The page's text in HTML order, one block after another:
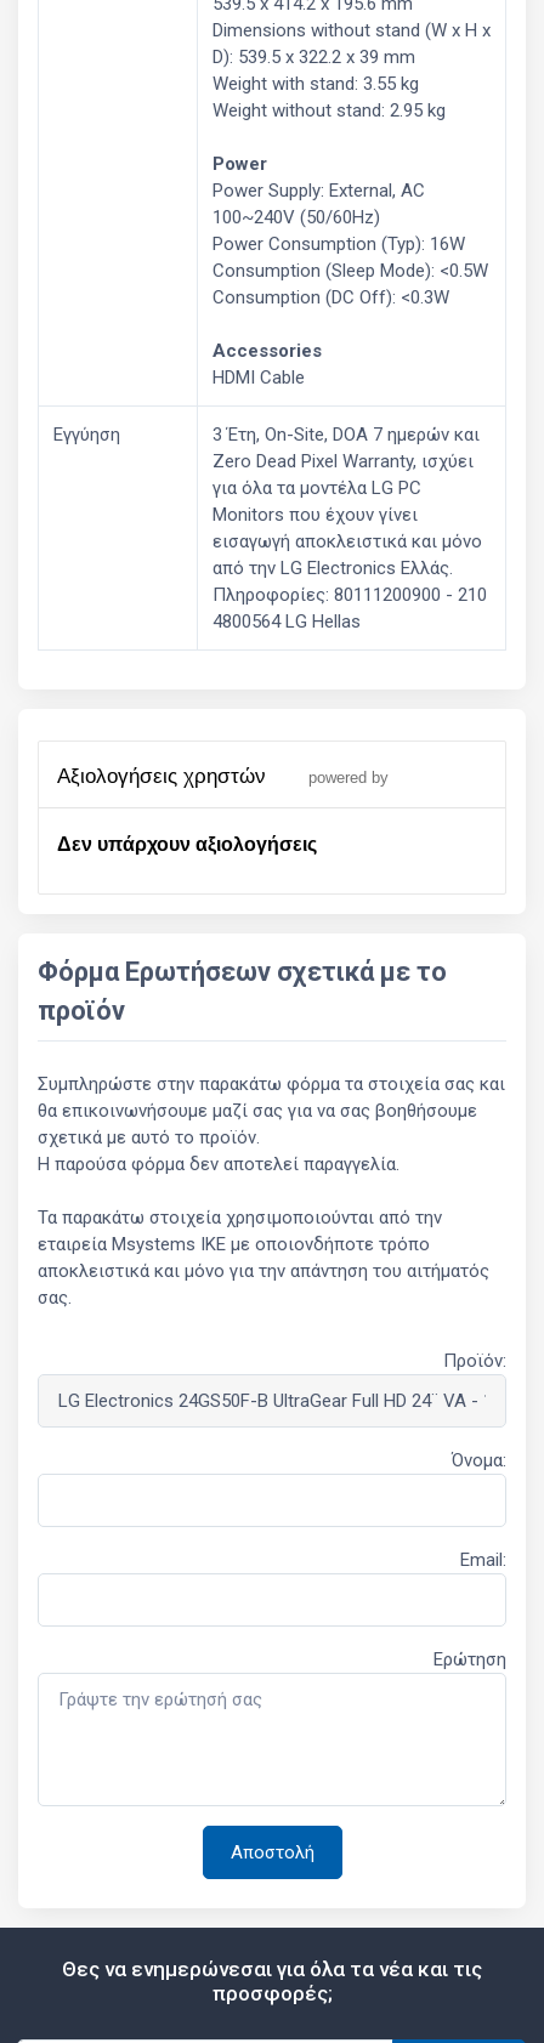
Dimensions without stand (W x H x
D): 539.5 x 322.2 x 39 mm
Weight with stand: 3.55 kg
Weight without stand: 2.95 kg
Power
Power Supply: External, AC
100~240V (50/60Hz)
Power Consumption (Typ): 16W
Consumption (Sleep Mode): <0.5W
Consumption (DC Off): <0.3W
Accessories
HDMI Cable
Εγγύηση
3 Έτη, Οn-Site, DOA 7 ημερών και
Zero Dead Pixel Warranty, ισχύει
για όλα τα μοντέλα LG PC
Monitors που έχουν γίνει
εισαγωγή αποκλειστικά και μόνο
από την LG Electronics Ελλάς.
Πληροφορίες: 80111200900 - 210
4800564 LG Hellas
αξιολογήσεις χρηστών powered by
Δεν υπάρχουν αξιολογήσεις
Φόρμα Ερωτήσεων σχετικά με το
προϊόν
Συμπληρώστε στην παρακάτω φόρμα τα στοιχεία σας και
θα επικοινωνήσουμε μαζί σας για να σας βοηθήσουμε
σχετικά με αυτό το προϊόν.
Η παρούσα φόρμα δεν αποτελεί παραγγελία.
Τα παρακάτω στοιχεία χρησιμοποιούνται από την
εταιρεία Msystems ΙΚΕ με οποιονδήποτε τρόπο
αποκλειστικά και μόνο για την απάντηση του αιτήματός
σας.
Προϊόν:
Όνομα:
Email:
Ερώτηση
Θες να ενημερώνεσαι για όλα τα νέα και τις
προσφορές;